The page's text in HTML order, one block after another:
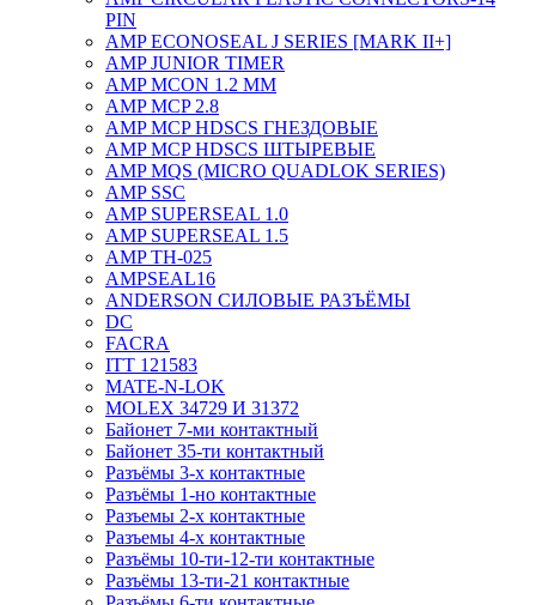
PIN
AMP ECONOSEAL J SERIES [MARK II+]
AMP JUNIOR TIMER
AMP MCON 1.2 MM
AMP MCP 2.8
AMP MCP HDSCS ГНЕЗДОВЫЕ
AMP MCP HDSCS ШТЫРЕВЫЕ
AMP MQS (MICRO QUADLOK SERIES)
AMP SSC
AMP SUPERSEAL 1.0
AMP SUPERSEAL 1.5
AMP ТН-025
AMPSEAL16
ANDERSON СИЛОВЫЕ РАЗЪЁМЫ
DC
FACRA
ITT 121583
MATE-N-LOK
MOLEX 34729 И 31372
Байонет 7-ми контактный
Байонет 35-ти контактный
Разъёмы 3-х контактные
Разъёмы 1-но контактные
Разъемы 2-х контактные
Разъемы 4-х контактные
Разъёмы 10-ти-12-ти контактные
Разъёмы 13-ти-21 контактные